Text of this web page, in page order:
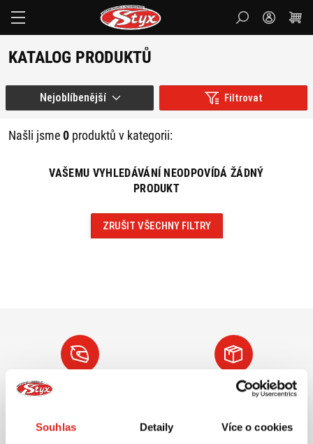
Souhlas Detaily Více o cookies
KATALOG PRODUKTŮ
Filtrovat
Našli jsme0 produktů v kategorii:
Nejoblíbenější
VAŠEMU VYHLEDÁVÁNÍ NEODPOVÍDÁ ŽÁDNÝ
PRODUKT
ZRUŠIT VŠECHNY FILTRY
Největší výběr moto
Doprava ZDARMA pro